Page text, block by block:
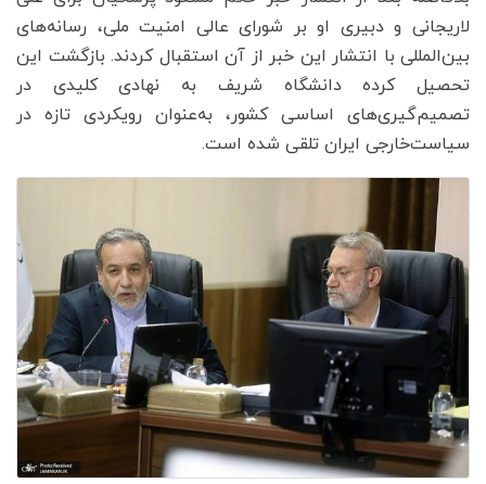
لاریجانی و دبیری او بر شورای عالی امنیت ملی، رسانه‌های
بین‌المللی با انتشار این خبر از آن استقبال کردند. بازگشت این
تحصیل کرده دانشگاه شریف به نهادی کلیدی در
تصمیم‌گیری‌های اساسی کشور، به‌عنوان رویکردی تازه در
سیاست‌خارجی ایران تلقی شده است.